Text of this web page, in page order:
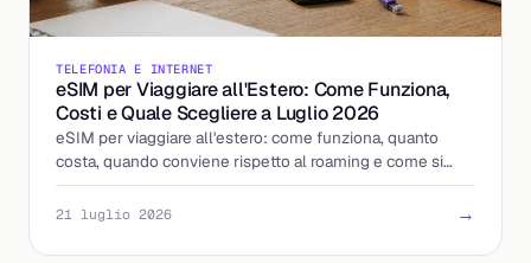
TELEFONIA E INTERNET
eSIM per Viaggiare all'Estero: Come Funziona,
Costi e Quale Scegliere a Luglio 2026
eSIM per viaggiare all'estero: come funziona, quanto
costa, quando conviene rispetto al roaming e come si
attiva. La guida per scegliere bene.
21 luglio 2026 →